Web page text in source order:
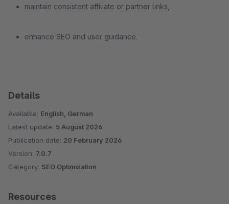
maintain consistent affiliate or partner links,
enhance SEO and user guidance.
Details
Available: English, German
Latest update: 5 August 2026
Publication date: 20 February 2026
Version: 7.0.7
Category: SEO Optimization
Resources